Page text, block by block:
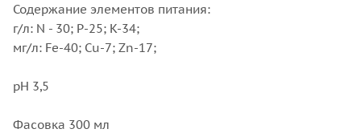
Содержание элементов питания:
г/л: N - 30; P-25; K-34;
мг/л: Fe-40; Cu-7; Zn-17;
pH 3,5
Фасовка 300 мл